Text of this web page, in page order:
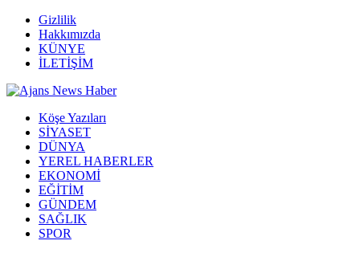
Gizlilik
Hakkımızda
KÜNYE
İLETİŞİM
Köşe Yazıları
SİYASET
DÜNYA
YEREL HABERLER
EKONOMİ
EĞİTİM
GÜNDEM
SAĞLIK
SPOR